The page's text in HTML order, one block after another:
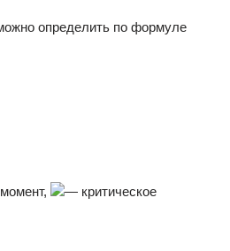
определить по формуле
— критическое